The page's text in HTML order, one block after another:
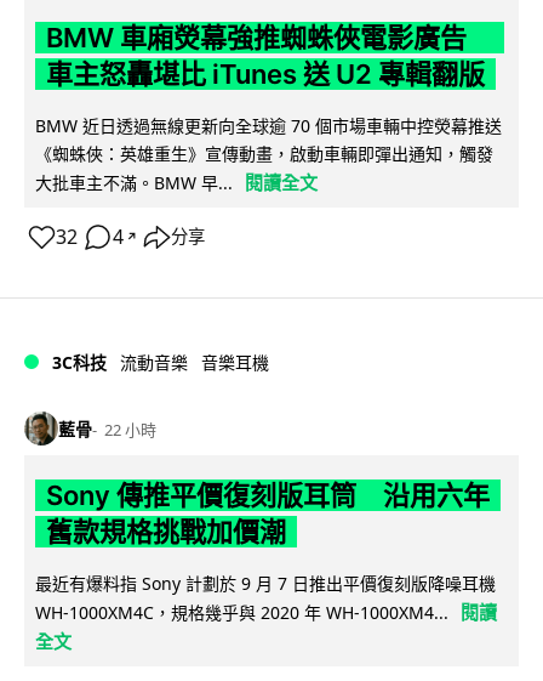
BMW 車廂熒幕強推蜘蛛俠電影廣告
車主怒轟堪比 iTunes 送 U2 專輯翻版
BMW 近日透過無線更新向全球逾 70 個市場車輛中控熒幕推送
《蜘蛛俠：英雄重生》宣傳動畫，啟動車輛即彈出通知，觸發
大批車主不滿。BMW 早...
閱讀全文
32 4 ↗ 分享
3C科技 流動音樂 音樂耳機
藍骨 22 小時
Sony 傳推平價復刻版耳筒 沿用六年
舊款規格挑戰加價潮
最近有爆料指 Sony 計劃於 9 月 7 日推出平價復刻版降噪耳機
WH-1000XM4C，規格幾乎與 2020 年 WH-1000XM4...
閱讀
全文